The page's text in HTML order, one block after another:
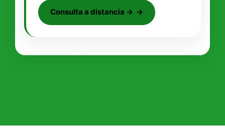
Consulta a distancia →